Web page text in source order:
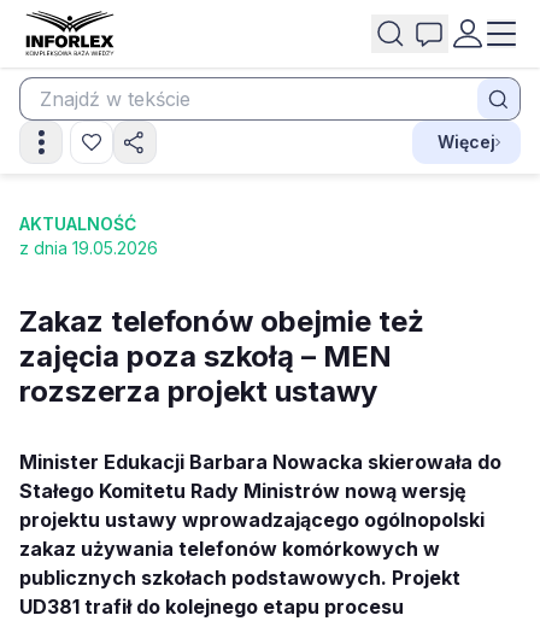
Więcej
AKTUALNOŚĆ
z dnia 19.05.2026
Zakaz telefonów obejmie też
zajęcia poza szkołą – MEN
rozszerza projekt ustawy
Minister Edukacji Barbara Nowacka skierowała do
Stałego Komitetu Rady Ministrów nową wersję
projektu ustawy wprowadzającego ogólnopolski
zakaz używania telefonów komórkowych w
publicznych szkołach podstawowych. Projekt
UD381 trafił do kolejnego etapu procesu